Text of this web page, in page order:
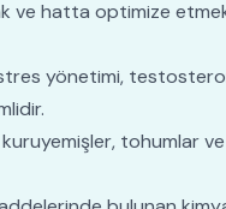
ve hatta optimize
stres yönetimi,
tohumlar ve